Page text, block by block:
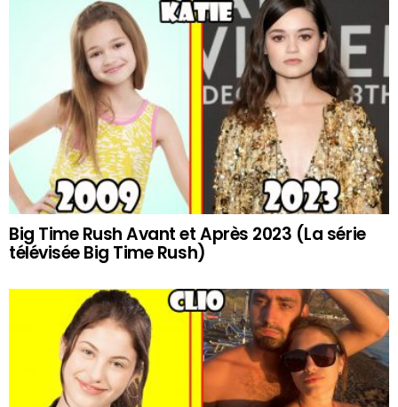
Big Time Rush Avant et Après 2023 (La série
télévisée Big Time Rush)